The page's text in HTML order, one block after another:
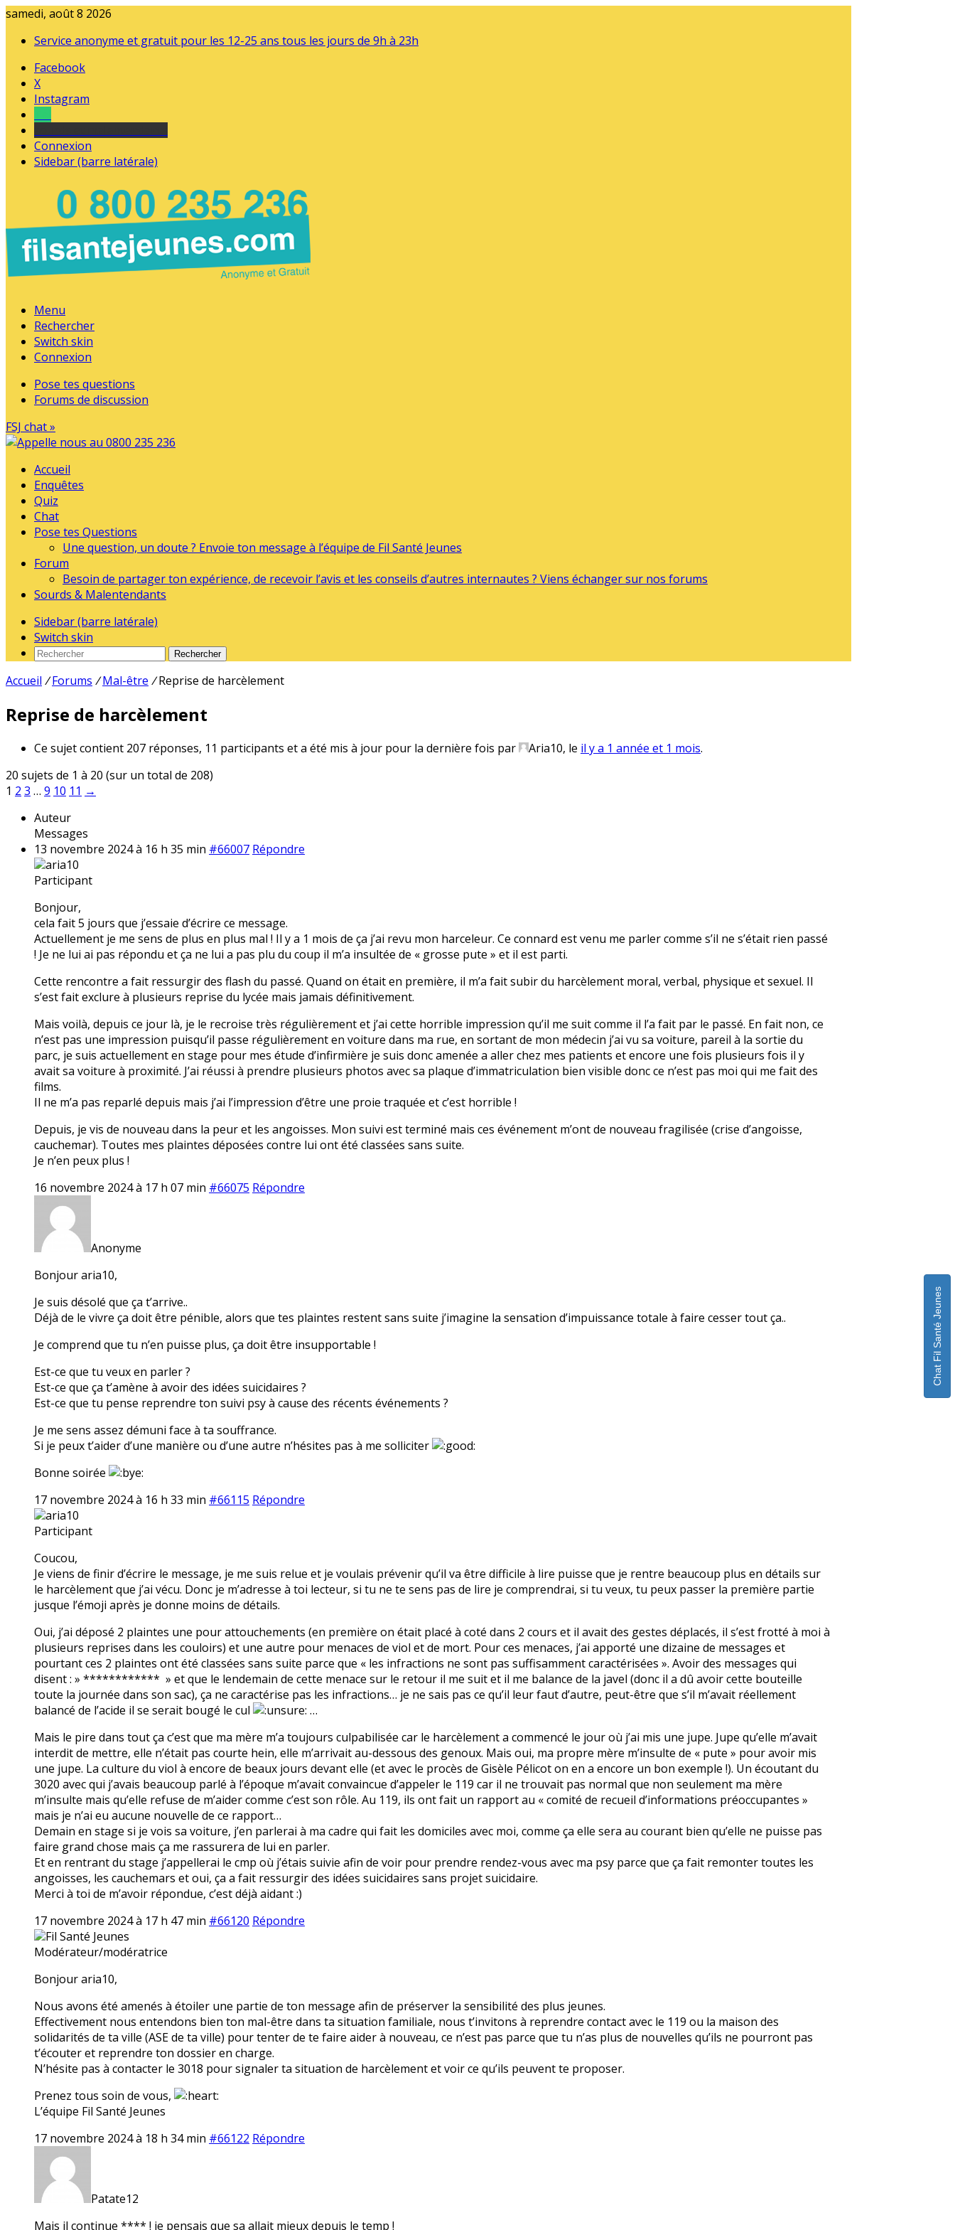
samedi, août 8 2026
Service anonyme et gratuit pour les 12-25 ans tous les jours de 9h à 23h
Facebook
X
Instagram
Connexion
Sidebar (barre latérale)
Menu
Rechercher
Switch skin
Connexion
Pose tes questions
Forums de discussion
FSJ chat »
Accueil
Enquêtes
Quiz
Chat
Pose tes Questions
Une question, un doute ? Envoie ton message à l’équipe de Fil Santé Jeunes
Forum
Besoin de partager ton expérience, de recevoir l’avis et les conseils d’autres internautes ? Viens échanger sur nos forums
Sourds & Malentendants
Sidebar (barre latérale)
Switch skin
Rechercher
Accueil / Forums / Mal-être / Reprise de harcèlement
Reprise de harcèlement
Ce sujet contient 207 réponses, 11 participants et a été mis à jour pour la dernière fois par Aria10, le il y a 1 année et 1 mois.
20 sujets de 1 à 20 (sur un total de 208)
1 2 3 … 9 10 11 →
Auteur
Messages
13 novembre 2024 à 16 h 35 min #66007 Répondre
aria10
Participant
Bonjour,
cela fait 5 jours que j’essaie d’écrire ce message.
Actuellement je me sens de plus en plus mal ! Il y a 1 mois de ça j’ai revu mon harceleur. Ce connard est venu me parler comme s’il ne s’était rien passé
! Je ne lui ai pas répondu et ça ne lui a pas plu du coup il m’a insultée de « grosse pute » et il est parti.
Cette rencontre a fait ressurgir des flash du passé. Quand on était en première, il m’a fait subir du harcèlement moral, verbal, physique et sexuel. Il
s’est fait exclure à plusieurs reprise du lycée mais jamais définitivement.
Mais voilà, depuis ce jour là, je le recroise très régulièrement et j’ai cette horrible impression qu’il me suit comme il l’a fait par le passé. En fait non, ce
n’est pas une impression puisqu’il passe régulièrement en voiture dans ma rue, en sortant de mon médecin j’ai vu sa voiture, pareil à la sortie du
parc, je suis actuellement en stage pour mes étude d’infirmière je suis donc amenée a aller chez mes patients et encore une fois plusieurs fois il y
avait sa voiture à proximité. J’ai réussi à prendre plusieurs photos avec sa plaque d’immatriculation bien visible donc ce n’est pas moi qui me fait des
films.
Il ne m’a pas reparlé depuis mais j’ai l’impression d’être une proie traquée et c’est horrible !
Depuis, je vis de nouveau dans la peur et les angoisses. Mon suivi est terminé mais ces événement m’ont de nouveau fragilisée (crise d’angoisse,
cauchemar). Toutes mes plaintes déposées contre lui ont été classées sans suite.
Je n’en peux plus !
16 novembre 2024 à 17 h 07 min #66075 Répondre
Anonyme
Bonjour aria10,
Je suis désolé que ça t’arrive..
Déjà de le vivre ça doit être pénible, alors que tes plaintes restent sans suite j’imagine la sensation d’impuissance totale à faire cesser tout ça..
Je comprend que tu n’en puisse plus, ça doit être insupportable !
Est-ce que tu veux en parler ?
Est-ce que ça t’amène à avoir des idées suicidaires ?
Est-ce que tu pense reprendre ton suivi psy à cause des récents événements ?
Je me sens assez démuni face à ta souffrance.
Si je peux t’aider d’une manière ou d’une autre n’hésites pas à me solliciter
Bonne soirée
17 novembre 2024 à 16 h 33 min #66115 Répondre
aria10
Participant
Coucou,
Je viens de finir d’écrire le message, je me suis relue et je voulais prévenir qu’il va être difficile à lire puisse que je rentre beaucoup plus en détails sur
le harcèlement que j’ai vécu. Donc je m’adresse à toi lecteur, si tu ne te sens pas de lire je comprendrai, si tu veux, tu peux passer la première partie
jusque l’émoji après je donne moins de détails.
Oui, j’ai déposé 2 plaintes une pour attouchements (en première on était placé à coté dans 2 cours et il avait des gestes déplacés, il s’est frotté à moi à
plusieurs reprises dans les couloirs) et une autre pour menaces de viol et de mort. Pour ces menaces, j’ai apporté une dizaine de messages et
pourtant ces 2 plaintes ont été classées sans suite parce que « les infractions ne sont pas suffisamment caractérisées ». Avoir des messages qui
disent : » ************ » et que le lendemain de cette menace sur le retour il me suit et il me balance de la javel (donc il a dû avoir cette bouteille
toute la journée dans son sac), ça ne caractérise pas les infractions… je ne sais pas ce qu’il leur faut d’autre, peut-être que s’il m’avait réellement
balancé de l’acide il se serait bougé le cul
…
Mais le pire dans tout ça c’est que ma mère m’a toujours culpabilisée car le harcèlement a commencé le jour où j’ai mis une jupe. Jupe qu’elle m’avait
interdit de mettre, elle n’était pas courte hein, elle m’arrivait au-dessous des genoux. Mais oui, ma propre mère m’insulte de « pute » pour avoir mis
une jupe. La culture du viol à encore de beaux jours devant elle (et avec le procès de Gisèle Pélicot on en a encore un bon exemple !). Un écoutant du
3020 avec qui j’avais beaucoup parlé à l’époque m’avait convaincue d’appeler le 119 car il ne trouvait pas normal que non seulement ma mère
m’insulte mais qu’elle refuse de m’aider comme c’est son rôle. Au 119, ils ont fait un rapport au « comité de recueil d’informations préoccupantes »
mais je n’ai eu aucune nouvelle de ce rapport…
Demain en stage si je vois sa voiture, j’en parlerai à ma cadre qui fait les domiciles avec moi, comme ça elle sera au courant bien qu’elle ne puisse pas
faire grand chose mais ça me rassurera de lui en parler.
Et en rentrant du stage j’appellerai le cmp où j’étais suivie afin de voir pour prendre rendez-vous avec ma psy parce que ça fait remonter toutes les
angoisses, les cauchemars et oui, ça a fait ressurgir des idées suicidaires sans projet suicidaire.
Merci à toi de m’avoir répondue, c’est déjà aidant :)
17 novembre 2024 à 17 h 47 min #66120 Répondre
Fil Santé Jeunes
Modérateur/modératrice
Bonjour aria10,
Nous avons été amenés à étoiler une partie de ton message afin de préserver la sensibilité des plus jeunes.
Effectivement nous entendons bien ton mal-être dans ta situation familiale, nous t’invitons à reprendre contact avec le 119 ou la maison des
solidarités de ta ville (ASE de ta ville) pour tenter de te faire aider à nouveau, ce n’est pas parce que tu n’as plus de nouvelles qu’ils ne pourront pas
t’écouter et reprendre ton dossier en charge.
N’hésite pas à contacter le 3018 pour signaler ta situation de harcèlement et voir ce qu’ils peuvent te proposer.
Prenez tous soin de vous,
L’équipe Fil Santé Jeunes
17 novembre 2024 à 18 h 34 min #66122 Répondre
Patate12
Mais il continue **** ! je pensais que sa allait mieux depuis le temp !
Chat Fil Santé Jeunes